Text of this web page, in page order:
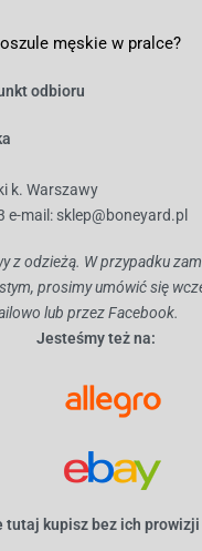
męskie w pralce?
odbioru
k. Warszawy
e-mail: sklep@boneyard.pl
z odzieżą. W przypadku
prosimy umówić się
lub przez Facebook.
Jesteśmy też na:
tutaj kupisz bez ich prowizji